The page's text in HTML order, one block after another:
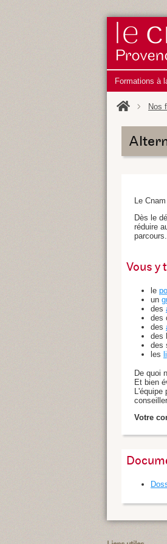
Formations à
Nos
Le
Dès le
réduire
parcours.
Vous y
le
un
des
des
des
des
des
les
De quoi
Et bien
L'équipe
Votre